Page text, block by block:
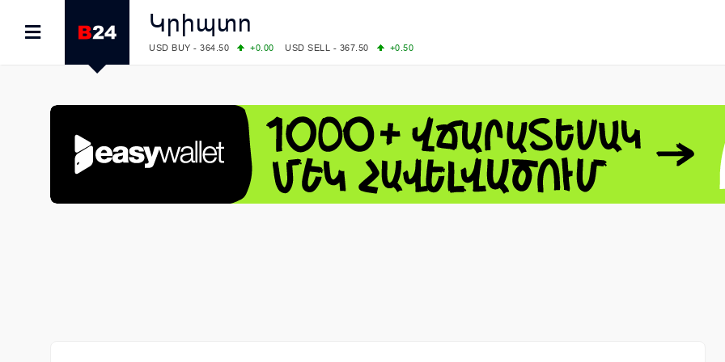
Կրիպտո
USD BUY - 364.50 +0.00 USD SELL - 367.50
+0.50
COMEX: PLATINUM - 1769.70
LME: ALUMINIUM - 3184.00
-0.27 COPPER - 13791.00
-0.12
LME: NICKEL - 17249.00
+0.09 TIN - 55268.00
+2.50
LME: LEAD - 1877.50
-1.00 ZINC - 3643.00
+1.43
FOREX: USD/JPY - 157.49
-0.06 EUR/GBP - 1.1535
+0.25
FOREX: EUR/USD - 1.1535
+0.25 GBP/USD - 1.3454
+0.21